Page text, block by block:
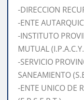
-DIRECCION
-ENTE
-INSTITUTO
MUTUAL
-SERVICIO
SANEAMIENTO
-ENTE UNICO DE